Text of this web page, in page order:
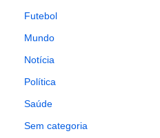
Futebol
Mundo
Notícia
Política
Saúde
Sem categoria